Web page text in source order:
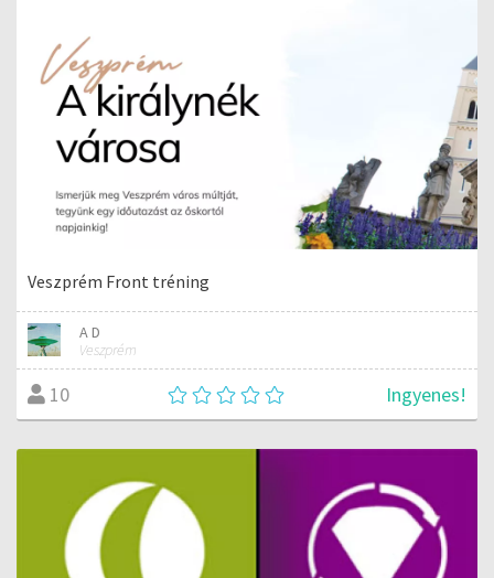
Veszprém Front tréning
A D
Veszprém
10 Ingyenes!